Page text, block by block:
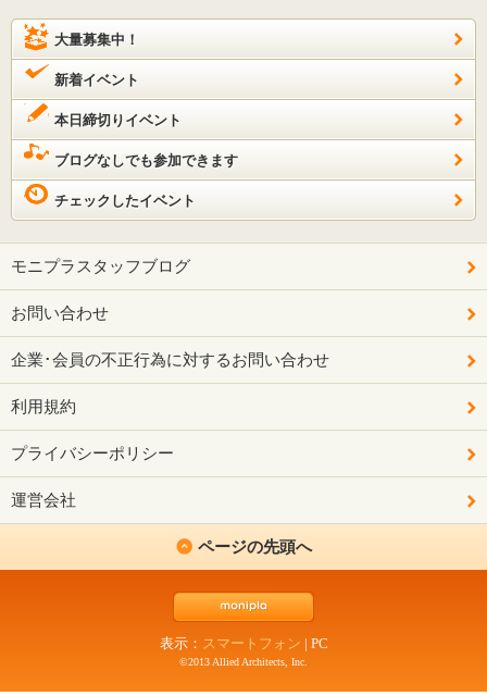
大量募集中！
新着イベント
本日締切りイベント
ブログなしでも参加できます
チェックしたイベント
モニプラスタッフブログ
お問い合わせ
企業･会員の不正行為に対するお問い合わせ
利用規約
プライバシーポリシー
運営会社
ページの先頭へ
表示： スマートフォン | PC
©2013 Allied Architects, Inc.